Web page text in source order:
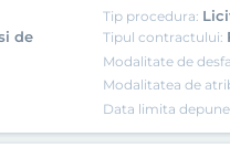
de
Tip procedura:
Tipul contractului:
Modalitate de
Modalitatea de
Data limita